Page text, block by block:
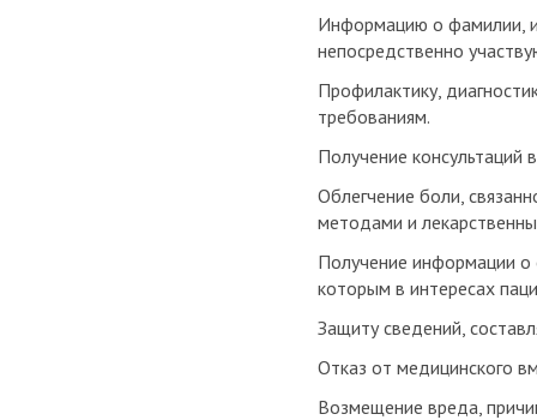
Информацию о фамилии,
непосредственно
Профилактику,
требованиям.
Получение консультаций
Облегчение боли,
методами и
Получение информации о
которым в интересах
Защиту сведений,
Отказ от медицинского
Возмещение вреда,